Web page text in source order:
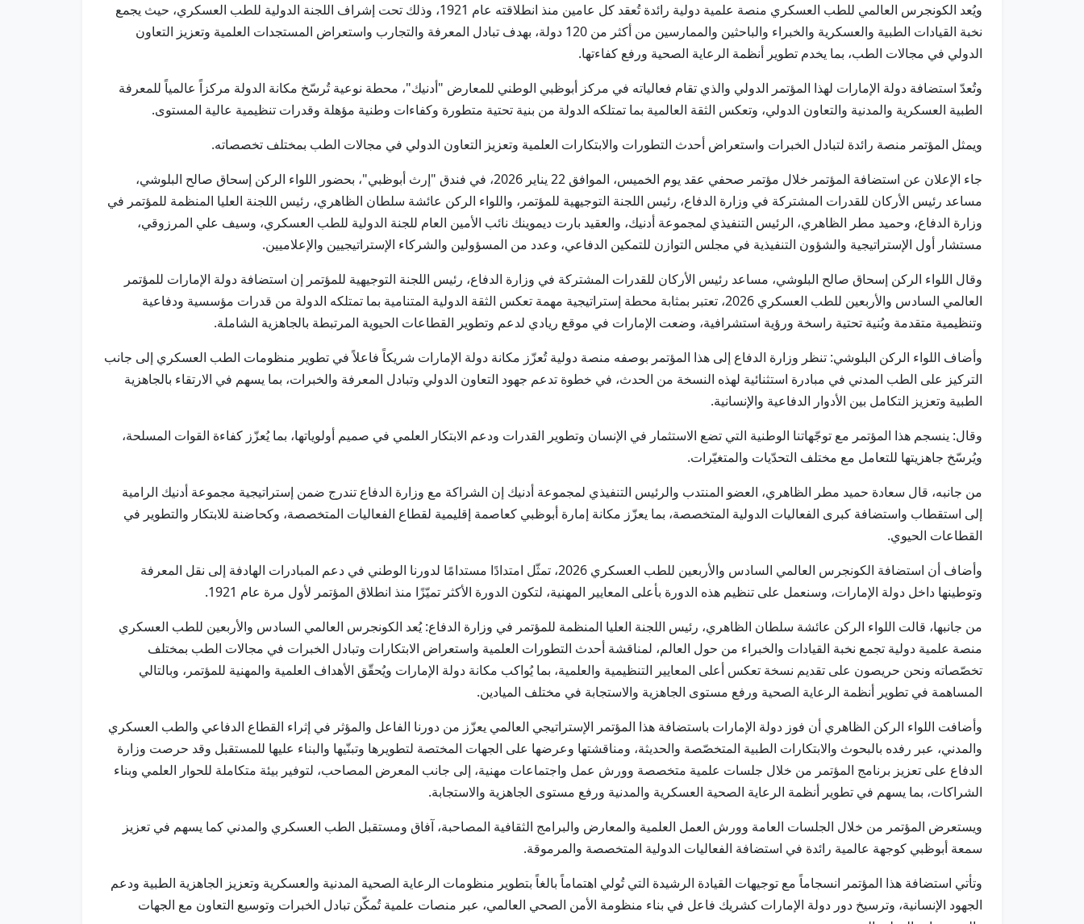
ويُعد الكونجرس العالمي للطب العسكري منصة علمية دولية رائدة تُعقد كل عامين منذ انطلاقته عام 1921، وذلك تحت إشراف اللجنة الدولية للطب العسكري، حيث يجمع
نخبة القيادات الطبية والعسكرية والخبراء والباحثين والممارسين من أكثر من 120 دولة، بهدف تبادل المعرفة والتجارب واستعراض المستجدات العلمية وتعزيز التعاون
الدولي في مجالات الطب، بما يخدم تطوير أنظمة الرعاية الصحية ورفع كفاءتها.
وتُعدّ استضافة دولة الإمارات لهذا المؤتمر الدولي والذي تقام فعالياته في مركز أبوظبي الوطني للمعارض "أدنيك"، محطة نوعية تُرسّخ مكانة الدولة مركزاً عالمياً للمعرفة
الطبية العسكرية والمدنية والتعاون الدولي، وتعكس الثقة العالمية بما تمتلكه الدولة من بنية تحتية متطورة وكفاءات وطنية مؤهلة وقدرات تنظيمية عالية المستوى.
ويمثل المؤتمر منصة رائدة لتبادل الخبرات واستعراض أحدث التطورات والابتكارات العلمية وتعزيز التعاون الدولي في مجالات الطب بمختلف تخصصاته.
جاء الإعلان عن استضافة المؤتمر خلال مؤتمر صحفي عقد يوم الخميس، الموافق 22 يناير 2026، في فندق "إرث أبوظبي"، بحضور اللواء الركن إسحاق صالح البلوشي،
مساعد رئيس الأركان للقدرات المشتركة في وزارة الدفاع، رئيس اللجنة التوجيهية للمؤتمر، واللواء الركن عائشة سلطان الظاهري، رئيس اللجنة العليا المنظمة للمؤتمر في
وزارة الدفاع، وحميد مطر الظاهري، الرئيس التنفيذي لمجموعة أدنيك، والعقيد بارت ديموينك نائب الأمين العام للجنة الدولية للطب العسكري، وسيف علي المرزوقي،
مستشار أول الإستراتيجية والشؤون التنفيذية في مجلس التوازن للتمكين الدفاعي، وعدد من المسؤولين والشركاء الإستراتيجيين والإعلاميين.
وقال اللواء الركن إسحاق صالح البلوشي، مساعد رئيس الأركان للقدرات المشتركة في وزارة الدفاع، رئيس اللجنة التوجيهية للمؤتمر إن استضافة دولة الإمارات للمؤتمر
العالمي السادس والأربعين للطب العسكري 2026، تعتبر بمثابة محطة إستراتيجية مهمة تعكس الثقة الدولية المتنامية بما تمتلكه الدولة من قدرات مؤسسية ودفاعية
وتنظيمية متقدمة وبُنية تحتية راسخة ورؤية استشرافية، وضعت الإمارات في موقع ريادي لدعم وتطوير القطاعات الحيوية المرتبطة بالجاهزية الشاملة.
وأضاف اللواء الركن البلوشي: تنظر وزارة الدفاع إلى هذا المؤتمر بوصفه منصة دولية تُعزّز مكانة دولة الإمارات شريكاً فاعلاً في تطوير منظومات الطب العسكري إلى جانب
التركيز على الطب المدني في مبادرة استثنائية لهذه النسخة من الحدث، في خطوة تدعم جهود التعاون الدولي وتبادل المعرفة والخبرات، بما يسهم في الارتقاء بالجاهزية
الطبية وتعزيز التكامل بين الأدوار الدفاعية والإنسانية.
وقال: ينسجم هذا المؤتمر مع توجّهاتنا الوطنية التي تضع الاستثمار في الإنسان وتطوير القدرات ودعم الابتكار العلمي في صميم أولوياتها، بما يُعزّز كفاءة القوات المسلحة،
ويُرسّخ جاهزيتها للتعامل مع مختلف التحدّيات والمتغيّرات.
من جانبه، قال سعادة حميد مطر الظاهري، العضو المنتدب والرئيس التنفيذي لمجموعة أدنيك إن الشراكة مع وزارة الدفاع تندرج ضمن إستراتيجية مجموعة أدنيك الرامية
إلى استقطاب واستضافة كبرى الفعاليات الدولية المتخصصة، بما يعزّز مكانة إمارة أبوظبي كعاصمة إقليمية لقطاع الفعاليات المتخصصة، وكحاضنة للابتكار والتطوير في
القطاعات الحيوي.
وأضاف أن استضافة الكونجرس العالمي السادس والأربعين للطب العسكري 2026، تمثّل امتدادًا مستدامًا لدورنا الوطني في دعم المبادرات الهادفة إلى نقل المعرفة
وتوطينها داخل دولة الإمارات، وسنعمل على تنظيم هذه الدورة بأعلى المعايير المهنية، لتكون الدورة الأكثر تميّزًا منذ انطلاق المؤتمر لأول مرة عام 1921.
من جانبها، قالت اللواء الركن عائشة سلطان الظاهري، رئيس اللجنة العليا المنظمة للمؤتمر في وزارة الدفاع: يُعد الكونجرس العالمي السادس والأربعين للطب العسكري
منصة علمية دولية تجمع نخبة القيادات والخبراء من حول العالم، لمناقشة أحدث التطورات العلمية واستعراض الابتكارات وتبادل الخبرات في مجالات الطب بمختلف
تخصّصاته ونحن حريصون على تقديم نسخة تعكس أعلى المعايير التنظيمية والعلمية، بما يُواكب مكانة دولة الإمارات ويُحقّق الأهداف العلمية والمهنية للمؤتمر، وبالتالي
المساهمة في تطوير أنظمة الرعاية الصحية ورفع مستوى الجاهزية والاستجابة في مختلف الميادين.
وأضافت اللواء الركن الظاهري أن فوز دولة الإمارات باستضافة هذا المؤتمر الإستراتيجي العالمي يعزّز من دورنا الفاعل والمؤثر في إثراء القطاع الدفاعي والطب العسكري
والمدني، عبر رفده بالبحوث والابتكارات الطبية المتخصّصة والحديثة، ومناقشتها وعرضها على الجهات المختصة لتطويرها وتبنّيها والبناء عليها للمستقبل وقد حرصت وزارة
الدفاع على تعزيز برنامج المؤتمر من خلال جلسات علمية متخصصة وورش عمل واجتماعات مهنية، إلى جانب المعرض المصاحب، لتوفير بيئة متكاملة للحوار العلمي وبناء
الشراكات، بما يسهم في تطوير أنظمة الرعاية الصحية العسكرية والمدنية ورفع مستوى الجاهزية والاستجابة.
ويستعرض المؤتمر من خلال الجلسات العامة وورش العمل العلمية والمعارض والبرامج الثقافية المصاحبة، آفاق ومستقبل الطب العسكري والمدني كما يسهم في تعزيز
سمعة أبوظبي كوجهة عالمية رائدة في استضافة الفعاليات الدولية المتخصصة والمرموقة.
وتأتي استضافة هذا المؤتمر انسجاماً مع توجيهات القيادة الرشيدة التي تُولي اهتماماً بالغاً بتطوير منظومات الرعاية الصحية المدنية والعسكرية وتعزيز الجاهزية الطبية ودعم
الجهود الإنسانية، وترسيخ دور دولة الإمارات كشريك فاعل في بناء منظومة الأمن الصحي العالمي، عبر منصات علمية تُمكّن تبادل الخبرات وتوسيع التعاون مع الجهات